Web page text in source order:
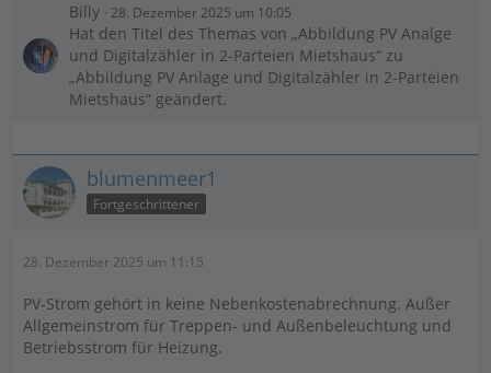
Billy 28. Dezember 2025 um 10:05
Hat den Titel des Themas von „Abbildung PV Analge
und Digitalzähler in 2-Parteien Mietshaus“ zu
„Abbildung PV Anlage und Digitalzähler in 2-Parteien
Mietshaus“ geändert.
blumenmeer1
Fortgeschrittener
28. Dezember 2025 um 11:15
PV-Strom gehört in keine Nebenkostenabrechnung. Außer
Allgemeinstrom für Treppen- und Außenbeleuchtung und
Betriebsstrom für Heizung.